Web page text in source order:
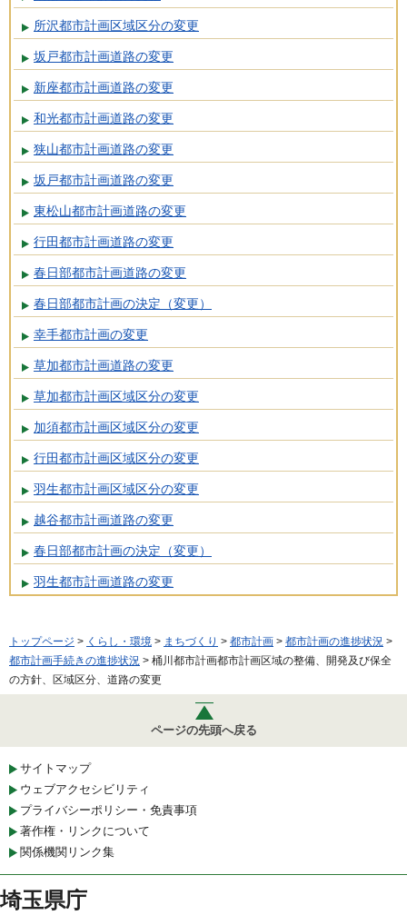
所沢都市計画区域区分の変更
坂戸都市計画道路の変更
新座都市計画道路の変更
和光都市計画道路の変更
狭山都市計画道路の変更
坂戸都市計画道路の変更
東松山都市計画道路の変更
行田都市計画道路の変更
春日部都市計画道路の変更
春日部都市計画の決定（変更）
幸手都市計画の変更
草加都市計画道路の変更
草加都市計画区域区分の変更
加須都市計画区域区分の変更
行田都市計画区域区分の変更
羽生都市計画区域区分の変更
越谷都市計画道路の変更
春日部都市計画の決定（変更）
羽生都市計画道路の変更
トップページ > くらし・環境 > まちづくり > 都市計画 > 都市計画の進捗状況 >
都市計画手続きの進捗状況 > 桶川都市計画都市計画区域の整備、開発及び保全
の方針、区域区分、道路の変更
ページの先頭へ戻る
サイトマップ
ウェブアクセシビリティ
プライバシーポリシー・免責事項
著作権・リンクについて
関係機関リンク集
埼玉県庁